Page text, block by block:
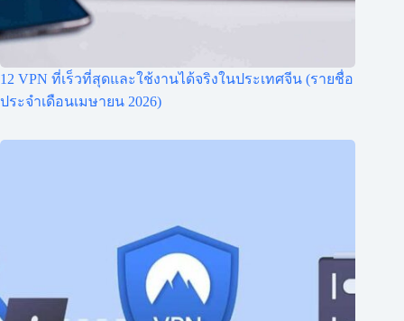
12 VPN ที่เร็วที่สุดและใช้งานได้จริงในประเทศจีน (รายชื่อ
ประจำเดือนเมษายน 2026)